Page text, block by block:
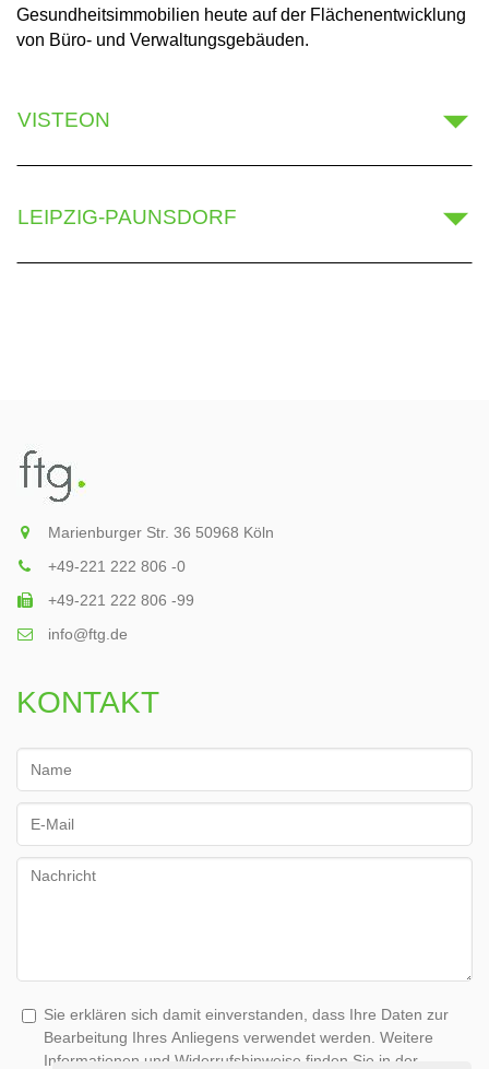
Gesundheitsimmobilien heute auf der Flächenentwicklung
von Büro- und Verwaltungsgebäuden.
VISTEON
LEIPZIG-PAUNSDORF
Marienburger Str. 36 50968 Köln
+49-221 222 806 -0
+49-221 222 806 -99
info@ftg.de
KONTAKT
Message
Sie erklären sich damit einverstanden, dass Ihre Daten zur
Bearbeitung Ihres Anliegens verwendet werden. Weitere
Informationen und Widerrufshinweise finden Sie in der